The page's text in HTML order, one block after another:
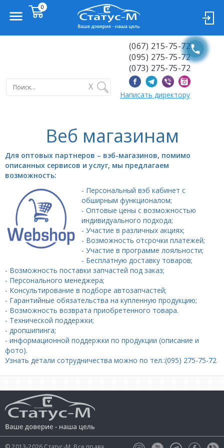
X
(067) 215-75-72
(095) 275-75-72
(073) 275-75-72
Написать директору
Веб магазинам
Для оптовых партнеров – вэб-магазинов, помимо
описанных сервисов и услуг, мы предлагаем
возможность:
- Персональный вэб кабинет с
обширным функционалом;
- Оптовые цены с возможностью
индивидуального подхода;
- Участие в различных акциях;
- Возможность отсрочки платежей;
- Участие в программе лояльности;
- Бесплатную доставку товаров;
- Возможность поставки запчастей под заказ;
- Персонального менеджера;
- Консультирование в подборе автозапчастей;
- Гарантийные обязательства на купленную продукцию;
- Возможность возврата приобретенного товара.
- Технической поддержки;
- дропшипинга;
- информационной поддержки по продукции (описание и
фото).
Узнать детали сотрудничества можно по тел.:(095) 275-75-72